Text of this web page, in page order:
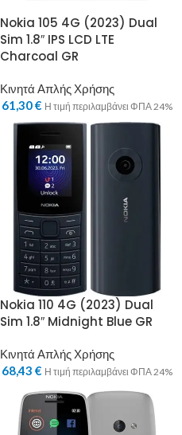
Nokia 105 4G (2023) Dual
Sim 1.8″ IPS LCD LTE
Charcoal GR
Κινητά Απλής Χρήσης
61,30€ Η τιμή περιλαμβάνει ΦΠΑ 24%
Nokia 110 4G (2023) Dual
Sim 1.8″ Midnight Blue GR
Κινητά Απλής Χρήσης
68,43 € Η τιμή περιλαμβάνει ΦΠΑ 24%